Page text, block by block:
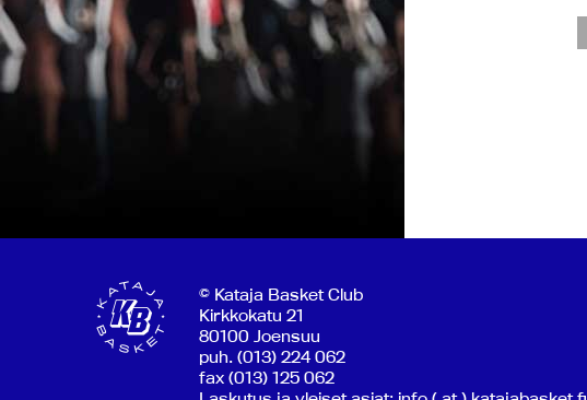
© Kataja Basket Club
Kirkkokatu 21
80100 Joensuu
puh. (013) 224 062
fax (013) 125 062